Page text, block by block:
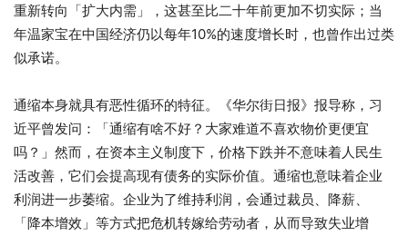
重新转向「扩大内需」，这甚至比二十年前更加不切实际；当
年温家宝在中国经济仍以每年10%的速度增长时，也曾作出过类
似承诺。
通缩本身就具有恶性循环的特征。《华尔街日报》报导称，习
近平曾发问：「通缩有啥不好？大家难道不喜欢物价更便宜
吗？」然而，在资本主义制度下，价格下跌并不意味着人民生
活改善，它们会提高现有债务的实际价值。通缩也意味着企业
利润进一步萎缩。企业为了维持利润，会通过裁员、降薪、
「降本增效」等方式把危机转嫁给劳动者，从而导致失业增